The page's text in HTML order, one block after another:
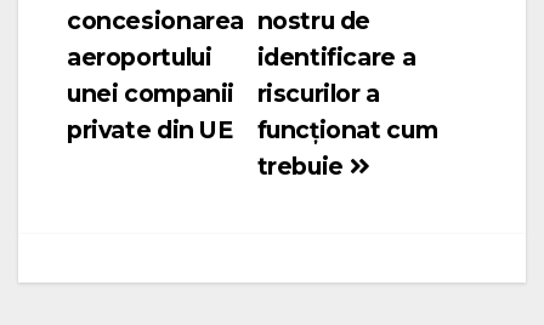
nostru de
identificare a
riscurilor a
funcționat cum
trebuie
concesionarea
aeroportului
unei companii
private din UE